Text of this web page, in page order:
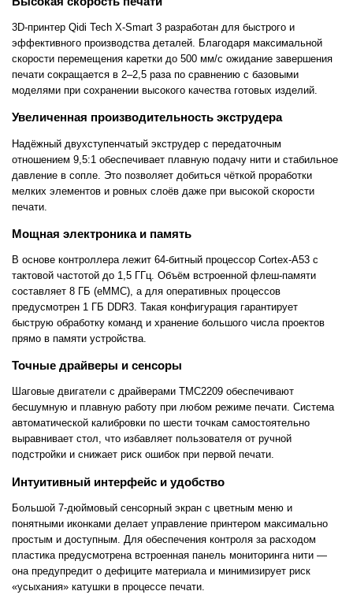
3D-принтер Qidi Tech X-Smart 3 разработан для быстрого и
эффективного производства деталей. Благодаря максимальной
скорости перемещения каретки до 500 мм/с ожидание завершения
печати сокращается в 2–2,5 раза по сравнению с базовыми
моделями при сохранении высокого качества готовых изделий.
Увеличенная производительность экструдера
Надёжный двухступенчатый экструдер с передаточным
отношением 9,5:1 обеспечивает плавную подачу нити и стабильное
давление в сопле. Это позволяет добиться чёткой проработки
мелких элементов и ровных слоёв даже при высокой скорости
печати.
Мощная электроника и память
В основе контроллера лежит 64-битный процессор Cortex-A53 с
тактовой частотой до 1,5 ГГц. Объём встроенной флеш-памяти
составляет 8 ГБ (eMMC), а для оперативных процессов
предусмотрен 1 ГБ DDR3. Такая конфигурация гарантирует
быструю обработку команд и хранение большого числа проектов
прямо в памяти устройства.
Точные драйверы и сенсоры
Шаговые двигатели с драйверами TMC2209 обеспечивают
бесшумную и плавную работу при любом режиме печати. Система
автоматической калибровки по шести точкам самостоятельно
выравнивает стол, что избавляет пользователя от ручной
подстройки и снижает риск ошибок при первой печати.
Интуитивный интерфейс и удобство
Большой 7-дюймовый сенсорный экран с цветным меню и
понятными иконками делает управление принтером максимально
простым и доступным. Для обеспечения контроля за расходом
пластика предусмотрена встроенная панель мониторинга нити —
она предупредит о дефиците материала и минимизирует риск
«усыхания» катушки в процессе печати.